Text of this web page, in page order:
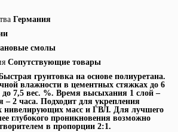
Германия
смолы
Сопутствующие товары
грунтовка на основе полиуретана.
влажности в цементных стяжках до 6
до 7,5 вес. %. Время высыхания 1 слой –
– 2 часа. Подходит для укрепления
нивелирующих масс и ГВЛ. Для лучшего
глубокого проникновения возможно
в пропорции 2:1.